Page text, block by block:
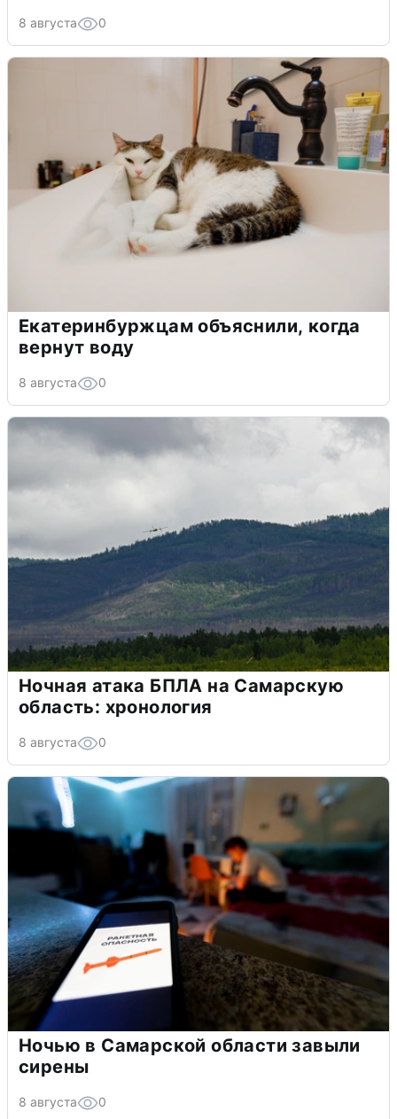
8 августа 0
Екатеринбуржцам объяснили, когда
вернут воду
8 августа 0
Ночная атака БПЛА на Самарскую
область: хронология
8 августа 0
Ночью в Самарской области завыли
сирены
8 августа 0